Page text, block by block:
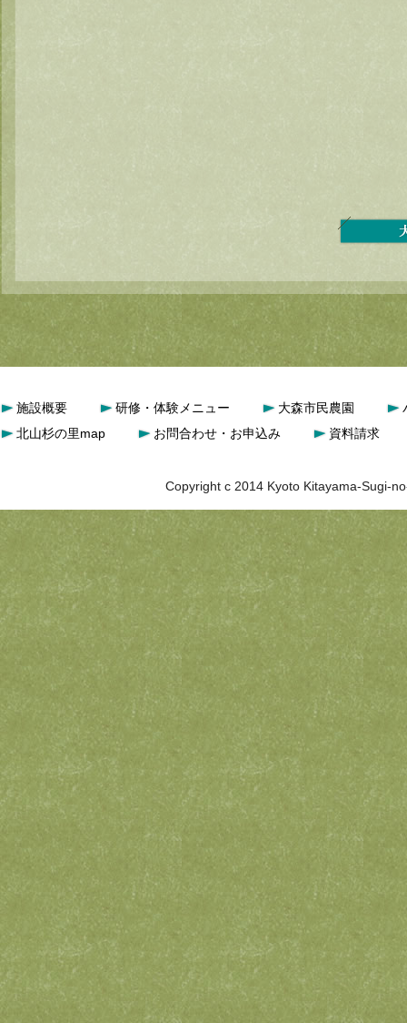
施設概要 研修・体験メニュー 大森市民農園
北山杉の里map
お問合わせ・お申込み 資料請求
Copyright c 2014 Kyoto Kitayama-Sugi-